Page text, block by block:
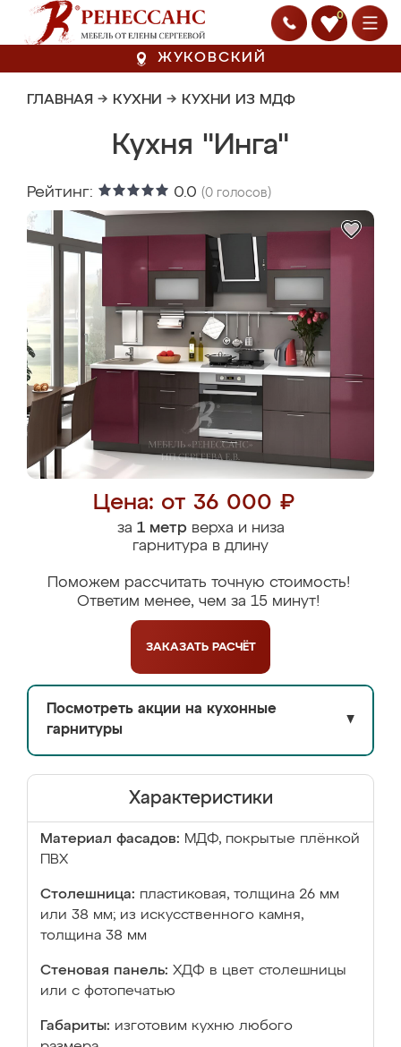
0
ЖУКОВСКИЙ
ГЛАВНАЯ → КУХНИ → КУХНИ ИЗ МДФ
Кухня "Инга"
Рейтинг: 0.0 (0 голосов)
Цена: от 36 000 ₽
за 1 метрверха и низа
гарнитура в длину
Поможем рассчитать точную стоимость!
Ответим менее, чем за 15 минут!
ЗАКАЗАТЬ РАСЧЁТ
Посмотреть акции на кухонные
гарнитуры
▼
Характеристики
Материал фасадов: МДФ, покрытые плёнкой
ПВХ
Столешница: пластиковая, толщина 26 мм
или 38 мм; из искусственного камня,
толщина 38 мм
Стеновая панель: ХДФ в цвет столешницы
или с фотопечатью
Габариты: изготовим кухню любого